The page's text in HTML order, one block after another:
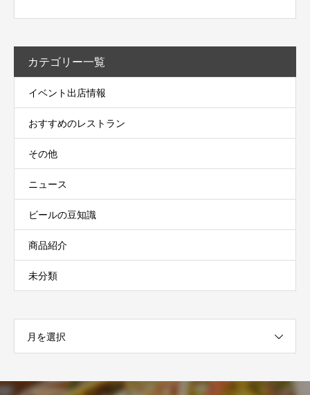
カテゴリー一覧
イベント出店情報
おすすめのレストラン
その他
ニュース
ビールの豆知識
商品紹介
未分類
月を選択